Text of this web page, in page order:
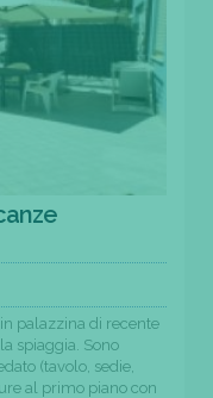
palazzina di recente
spiaggia. Sono
(tavolo, sedie,
al primo piano con